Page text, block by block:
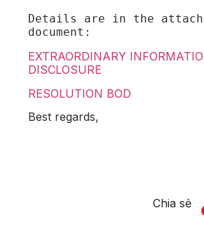
Details are in the
document:
EXTRAORDINARY
DISCLOSURE
RESOLUTION BOD
Best regards,
Chia sẻ